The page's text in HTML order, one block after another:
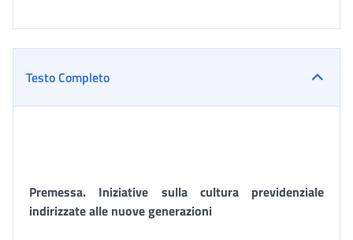
Testo Completo
Premessa. Iniziative sulla cultura previdenziale
indirizzate alle nuove generazioni